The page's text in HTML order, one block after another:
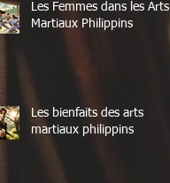
Les Femmes dans les Arts
Martiaux Philippins
Les bienfaits des arts
martiaux philippins